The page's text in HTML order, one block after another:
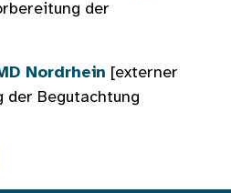
der
Nordrhein [externer
der Begutachtung